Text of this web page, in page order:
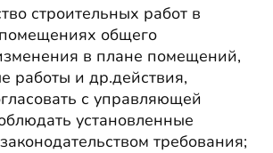
строительных работ в
общего
в плане помещений,
работы и др.действия,
с управляющей
установленные
требования;